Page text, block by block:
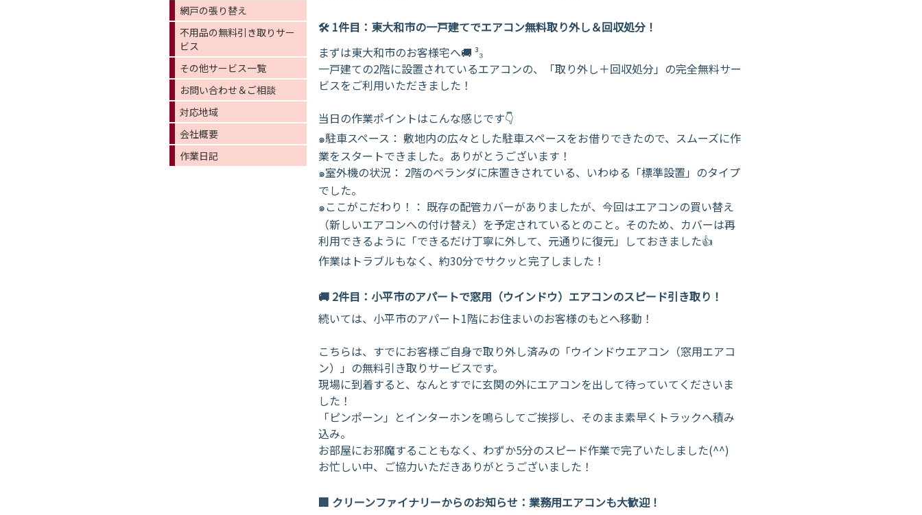
​🛠️ 1件目：東大和市の一戸建てでエアコン無料取り外し＆回収処分！
​まずは東大和市のお客様宅へ🚚 ³₃
一戸建ての2階に設置されているエアコンの、「取り外し＋回収処分」の完全無料サー
ビスをご利用いただきました！
​当日の作業ポイントはこんな感じです👇
​๑駐車スペース： 敷地内の広々とした駐車スペースをお借りできたので、スムーズに作
業をスタートできました。ありがとうございます！
​๑室外機の状況： 2階のベランダに床置きされている、いわゆる「標準設置」のタイプ
でした。
​๑ここがこだわり！： 既存の配管カバーがありましたが、今回はエアコンの買い替え
（新しいエアコンへの付け替え）を予定されているとのこと。そのため、カバーは再
利用できるように「できるだけ丁寧に外して、元通りに復元」しておきました👍
​作業はトラブルもなく、約30分でサクッと完了しました！
​🚚 2件目：小平市のアパートで窓用（ウインドウ）エアコンのスピード引き取り！
​続いては、小平市のアパート1階にお住まいのお客様のもとへ移動！
こちらは、すでにお客様ご自身で取り外し済みの「ウインドウエアコン（窓用エアコ
ン）」の無料引き取りサービスです。
​現場に到着すると、なんとすでに玄関の外にエアコンを出して待っていてくださいま
した！
「ピンポーン」とインターホンを鳴らしてご挨拶し、そのまま素早くトラックへ積み
込み。
お部屋にお邪魔することもなく、わずか5分のスピード作業で完了いたしました(^^)
お忙しい中、ご協力いただきありがとうございました！
​🏢 クリーンファイナリーからのお知らせ：業務用エアコンも大歓迎！
網戸の張り替え
不用品の無料引き取りサー
ビス
その他サービス一覧
お問い合わせ＆ご相談
対応地域
会社概要
作業日記